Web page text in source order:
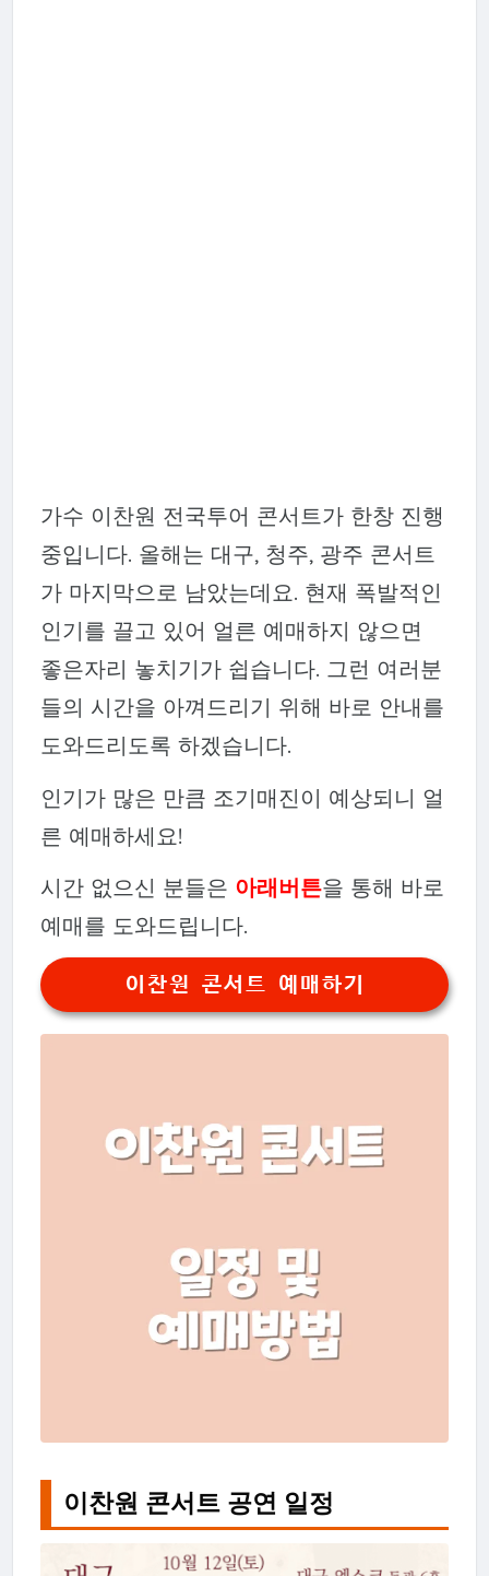
가수 이찬원 전국투어 콘서트가 한창 진행
중입니다. 올해는 대구, 청주, 광주 콘서트
가 마지막으로 남았는데요. 현재 폭발적인
인기를 끌고 있어 얼른 예매하지 않으면
좋은자리 놓치기가 쉽습니다. 그런 여러분
들의 시간을 아껴드리기 위해 바로 안내를
도와드리도록 하겠습니다.
인기가 많은 만큼 조기매진이 예상되니 얼
른 예매하세요!
시간 없으신 분들은 아래버튼을 통해 바로
예매를 도와드립니다.
이찬원 콘서트 예매하기
이찬원 콘서트 공연 일정